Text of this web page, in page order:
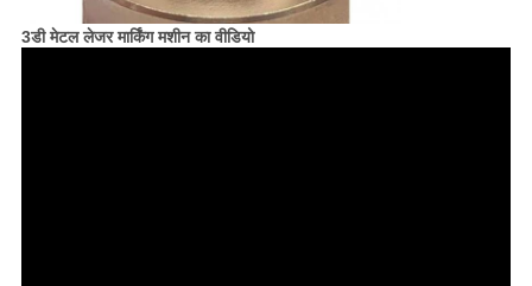
3डी मेटल लेजर मार्किंग मशीन का वीडियो